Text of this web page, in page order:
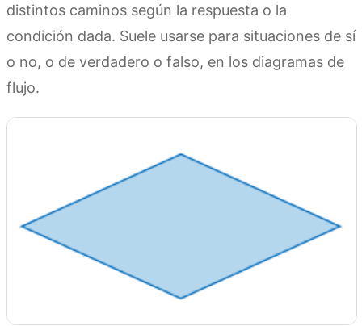
distintos caminos según la respuesta o la
condición dada. Suele usarse para situaciones de sí
o no, o de verdadero o falso, en los diagramas de
flujo.